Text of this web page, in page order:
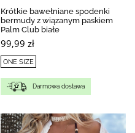
Krótkie bawełniane spodenki
bermudy z wiązanym paskiem
Palm Club białe
99,99 zł
ONE SIZE
Darmowa dostawa